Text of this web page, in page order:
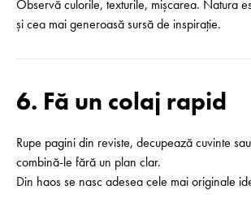
Observă culorile, texturile, mișcarea. Natura
și cea mai generoasă sursă de inspirație.
6. Fă un colaj rapid
Rupe pagini din reviste, decupează cuvinte
combină-le fără un plan clar.
Din haos se nasc adesea cele mai originale